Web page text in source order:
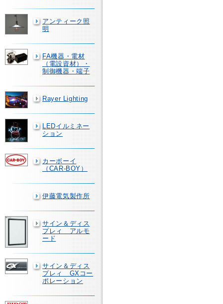
アンティーク照
明
FA機器・電材
（電設資材）・
制御機器・端子
Rayer Lighting
LEDイルミネー
ション
カーボーイ
（CAR-BOY）
伊藤電気製作所
サイン＆ディス
プレィ アルモ
ード
サイン＆ディス
プレィ GXコー
ポレーション